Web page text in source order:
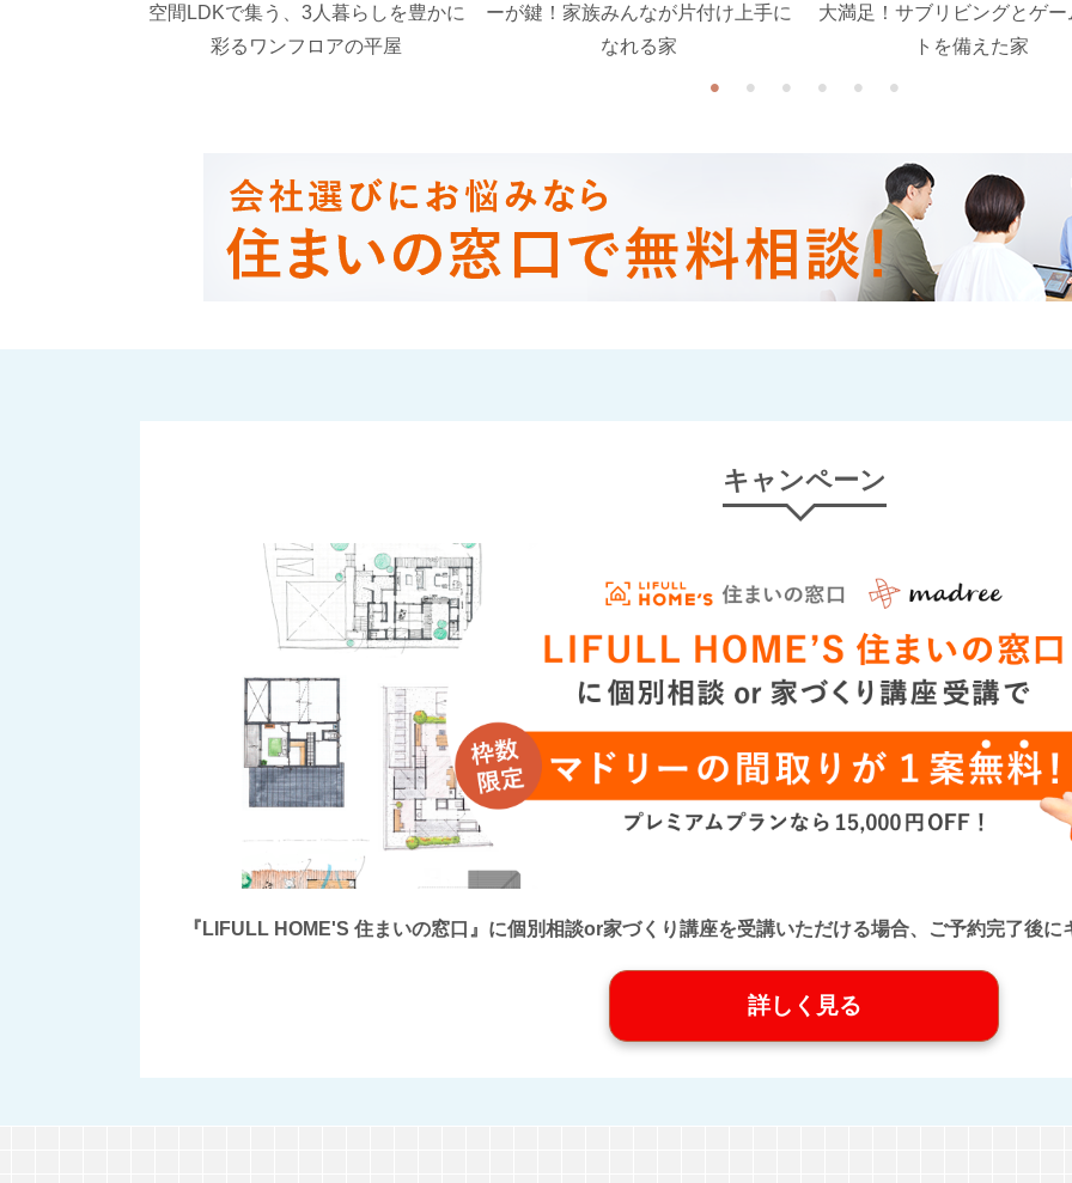
空間LDKで集う、3人暮らしを豊かに
彩るワンフロアの平屋
ーが鍵！家族みんなが片付け上手に
なれる家
大満足！サブリビングとゲー
トを備えた家
キャンペーン
『LIFULL HOME'S 住まいの窓口』に個別相談or家づくり講座を受講いただける場合、ご予約完了後に
詳しく見る